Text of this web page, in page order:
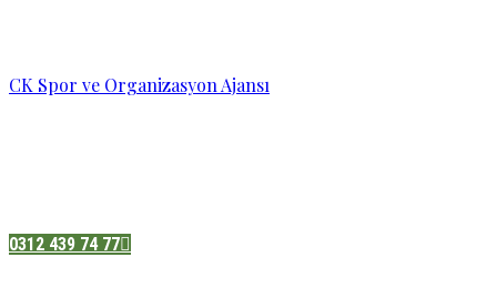
CK Spor ve Organizasyon Ajansı
0312 439 74 77